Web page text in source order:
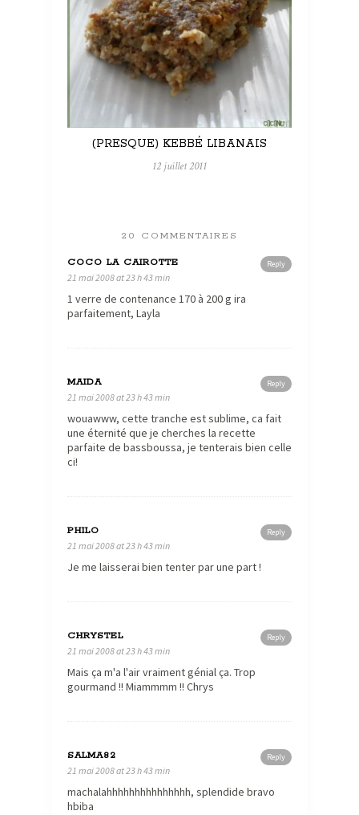
(PRESQUE) KEBBÉ LIBANAIS
12 juillet 2011
20 COMMENTAIRES
Reply
COCO LA CAIROTTE
21 mai 2008 at 23 h 43 min
1 verre de contenance 170 à 200 g ira
parfaitement, Layla
Reply
MAIDA
21 mai 2008 at 23 h 43 min
wouawww, cette tranche est sublime, ca fait
une éternité que je cherches la recette
parfaite de bassboussa, je tenterais bien celle
ci!
Reply
PHILO
21 mai 2008 at 23 h 43 min
Je me laisserai bien tenter par une part !
Reply
CHRYSTEL
21 mai 2008 at 23 h 43 min
Mais ça m'a l'air vraiment génial ça. Trop
gourmand !! Miammmm !! Chrys
Reply
SALMA82
21 mai 2008 at 23 h 43 min
machalahhhhhhhhhhhhhhh, splendide bravo
hbiba